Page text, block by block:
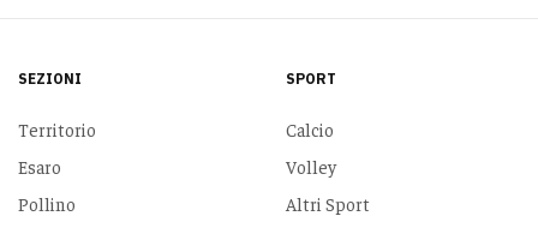
SEZIONI
Territorio
Esaro
Pollino
SPORT
Calcio
Volley
Altri Sport